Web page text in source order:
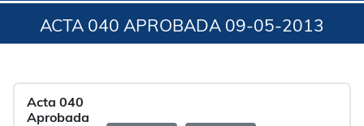
ACTA 040 APROBADA 09-05-2013
Acta 040
Aprobada